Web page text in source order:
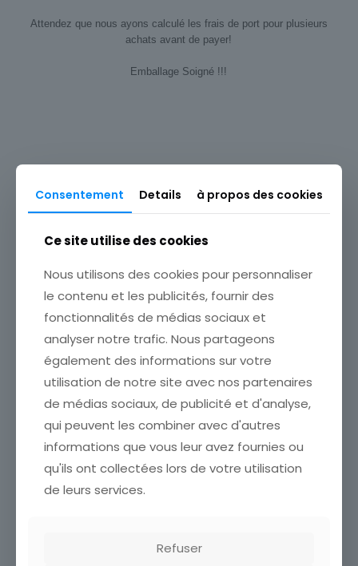
Attendez que nous ayons calculé les frais de port pour plusieurs
achats avant de payer!
Emballage Soigné !!!
Origine
Photographie
Produits similaires
CARTE POSTALE SHERLEY
PIN UP FEMME NU DAILY
ETAT VOIR SCAN Cumulez
vos frais de port. Attendez
CARTE POSTALE ROMINA
PIN UP FEMME NU DAILY
GIRL PRESS ANNEE 50 / 60
que nous ayons calculé les
Consentement Details à propos des cookies
Ce site utilise des cookies
Nous utilisons des cookies pour personnaliser
le contenu et les publicités, fournir des
fonctionnalités de médias sociaux et
analyser notre trafic. Nous partageons
également des informations sur votre
utilisation de notre site avec nos partenaires
de médias sociaux, de publicité et d'analyse,
qui peuvent les combiner avec d'autres
informations que vous leur avez fournies ou
qu'ils ont collectées lors de votre utilisation
de leurs services.
Refuser